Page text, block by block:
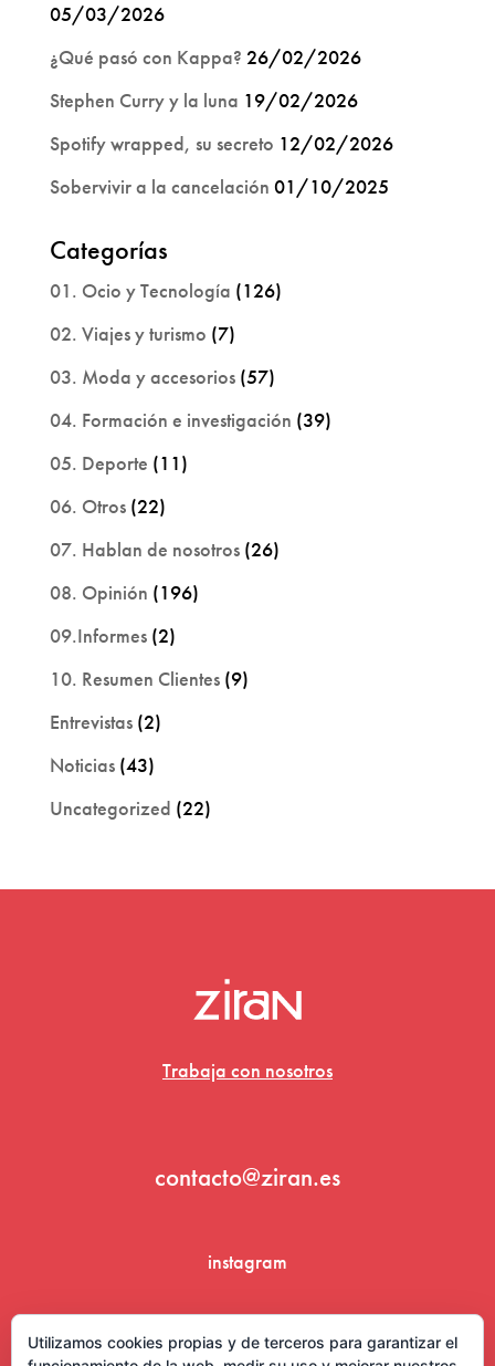
05/03/2026
¿Qué pasó con Kappa? 26/02/2026
Stephen Curry y la luna 19/02/2026
Spotify wrapped, su secreto 12/02/2026
Sobervivir a la cancelación 01/10/2025
Categorías
01. Ocio y Tecnología (126)
02. Viajes y turismo (7)
03. Moda y accesorios(57)
04. Formación e investigación (39)
05. Deporte (11)
06. Otros(22)
07. Hablan de nosotros(26)
08. Opinión (196)
09.Informes(2)
10. Resumen Clientes(9)
Entrevistas(2)
Noticias(43)
Uncategorized (22)
Trabaja con nosotros
contacto@ziran.es
instagram
Utilizamos cookies propias y de terceros para garantizar el